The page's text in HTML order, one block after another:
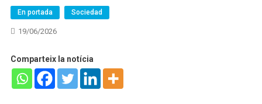
En portada Sociedad
19/06/2026
Comparteix la notícia